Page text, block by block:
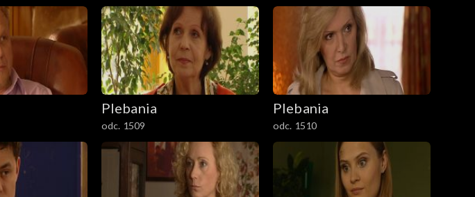
Plebania
odc. 1509
Plebania
odc. 1510